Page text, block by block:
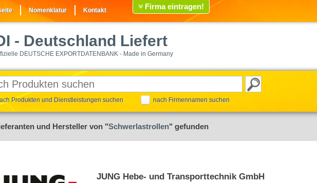
Nomenklatur Kontakt Firma eintragen!
- Deutschland Liefert
DEUTSCHE EXPORTDATENBANK - Made in Germany
Produkten und Dienstleistungen suchen nach Firmennamen suchen
und Hersteller von "Schwerlastrollen" gefunden
JUNG Hebe- und Transporttechnik GmbH